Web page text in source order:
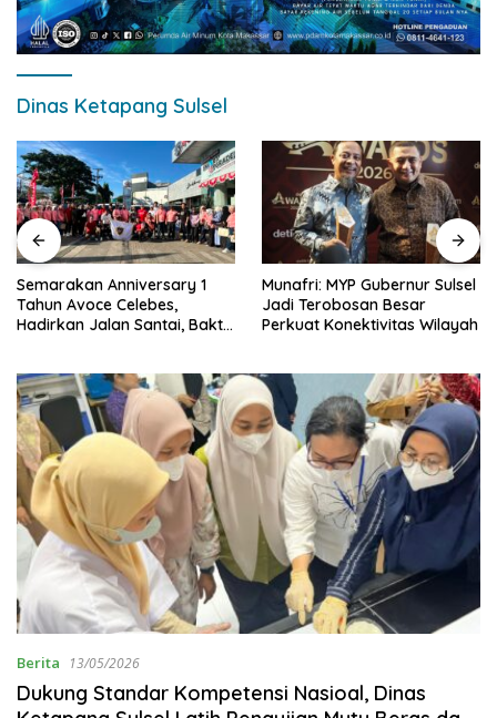
Dinas Ketapang Sulsel
Semarakan Anniversary 1
Tahun Avoce Celebes,
Hadirkan Jalan Santai, Bakti
Munafri: MYP Gubernur Sulsel
Jadi Terobosan Besar
Perkuat Konektivitas Wilayah
Berita 13/05/2026
Dukung Standar Kompetensi Nasioal, Dinas